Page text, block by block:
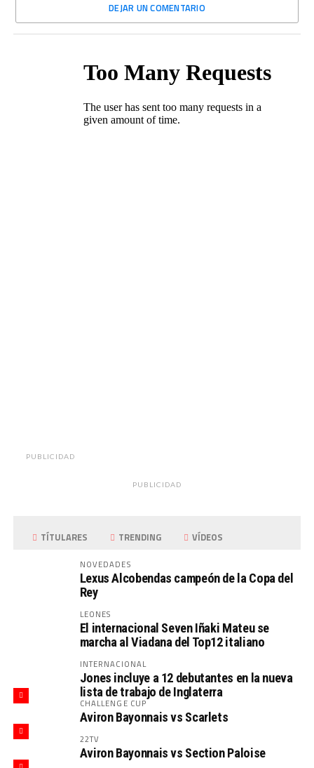
DEJAR UN COMENTARIO
PUBLICIDAD
PUBLICIDAD
TÍTULARES TRENDING VÍDEOS
NOVEDADES
Lexus Alcobendas campeón de la Copa del
Rey
LEONES
El internacional Seven Iñaki Mateu se
marcha al Viadana del Top12 italiano
INTERNACIONAL
Jones incluye a 12 debutantes en la nueva
lista de trabajo de Inglaterra
CHALLENGE CUP
Aviron Bayonnais vs Scarlets
22TV
Aviron Bayonnais vs Section Paloise